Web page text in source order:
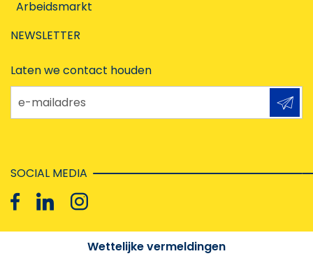
Arbeidsmarkt
NEWSLETTER
Laten we contact houden
e-mailadres
SOCIAL MEDIA
Wettelijke vermeldingen